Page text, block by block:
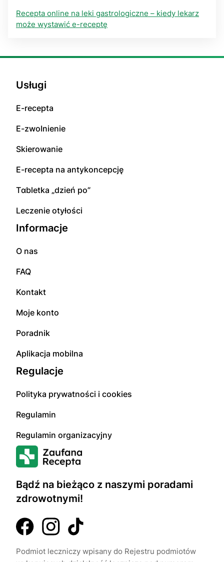
Recepta online na leki gastrologiczne – kiedy lekarz
może wystawić e-receptę
Bądź na bieżąco z naszymi poradami
zdrowotnymi!
Podmiot leczniczy wpisany do Rejestru podmiotów
Usługi
E-rесерta
E-zwоInіenіе
Skierowanie
E-rесерta na аntуkоnсерсję
Tɑbletka „dzień po”
Leczenie otyłości
Informacje
O nas
FAQ
Kontakt
Moje konto
Poradnik
Aplikacja mobilna
Regulacje
Polityka prywatności i cookies
Regulamin
Regulamin organizacyjny